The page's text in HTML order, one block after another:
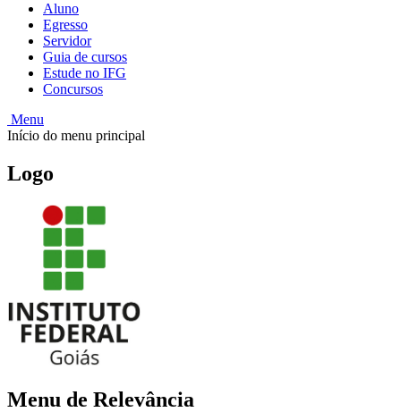
Aluno
Egresso
Servidor
Guia de cursos
Estude no IFG
Concursos
Menu
Início do menu principal
Logo
Menu de Relevância